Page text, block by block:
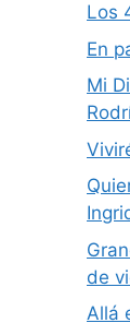
Los
En
Mi
de
Allá